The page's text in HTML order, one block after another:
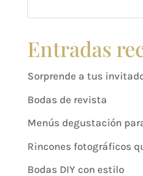
Entradas
Sorprende a tus
Bodas de revista
Menús degustación
Rincones fotográficos
Bodas DIY con estilo